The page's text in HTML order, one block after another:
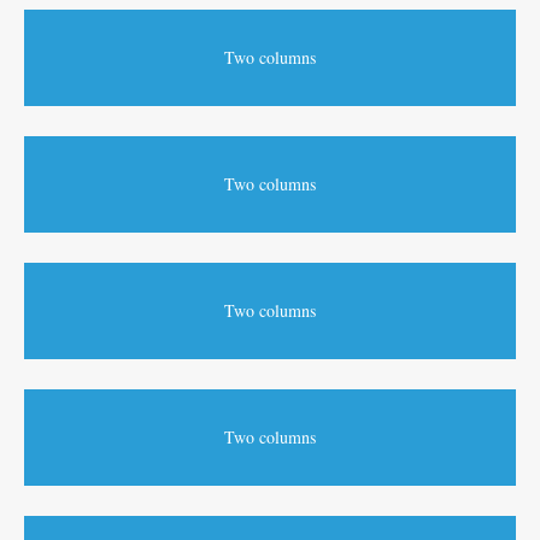
Two columns
Two columns
Two columns
Two columns